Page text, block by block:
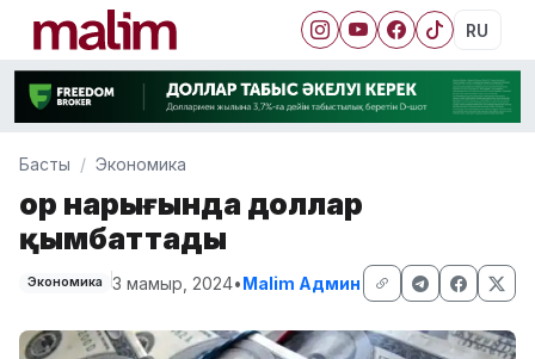
RU
Басты Экономика
Қор нарығында доллар
қымбаттады
Экономика 3 мамыр, 2024•Malim Админ